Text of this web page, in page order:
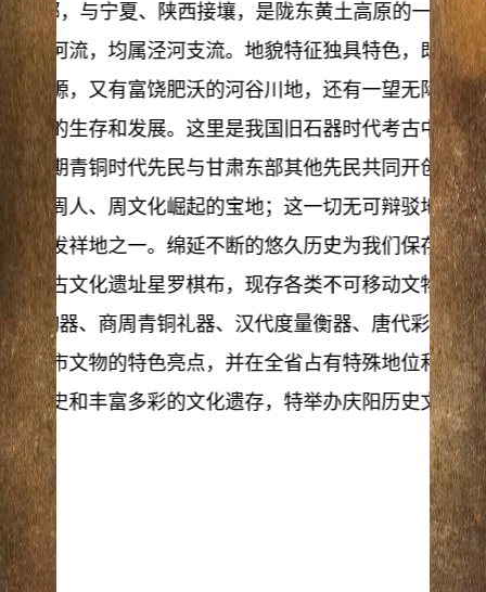
东部，与宁夏、陕西接壤，是陇东黄土高原的一部分
河等河流，均属泾河支流。地貌特征独具特色，既有董
黄土塬，又有富饶肥沃的河谷川地，还有一望无际的梁
部族的生存和发展。这里是我国旧石器时代考古中第一
、早期青铜时代先民与甘肃东部其他先民共同开创了甘
里是周人、周文化崛起的宝地；这一切无可辩驳地表明
明的发祥地之一。绵延不断的悠久历史为我们保存了内
大地古文化遗址星罗棋布，现存各类不可移动文物
前陶器、商周青铜礼器、汉代度量衡器、唐代彩绘陶
是我市文物的特色亮点，并在全省占有特殊地位和优势
的历史和丰富多彩的文化遗存，特举办庆阳历史文物展